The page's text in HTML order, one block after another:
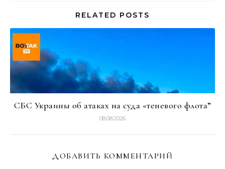
RELATED POSTS
СБС Украины об атаках на суда «теневого флота”
08.08.2026
ДОБАВИТЬ КОММЕНТАРИЙ